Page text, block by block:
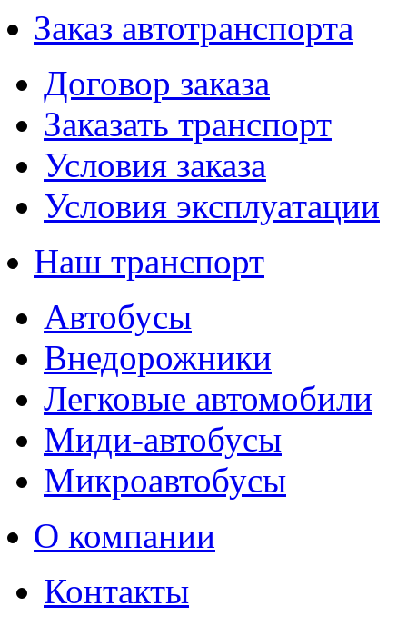
Заказ автотранспорта
Договор заказа
Заказать транспорт
Условия заказа
Условия эксплуатации
Наш транспорт
Автобусы
Внедорожники
Легковые автомобили
Миди-автобусы
Микроавтобусы
О компании
Контакты